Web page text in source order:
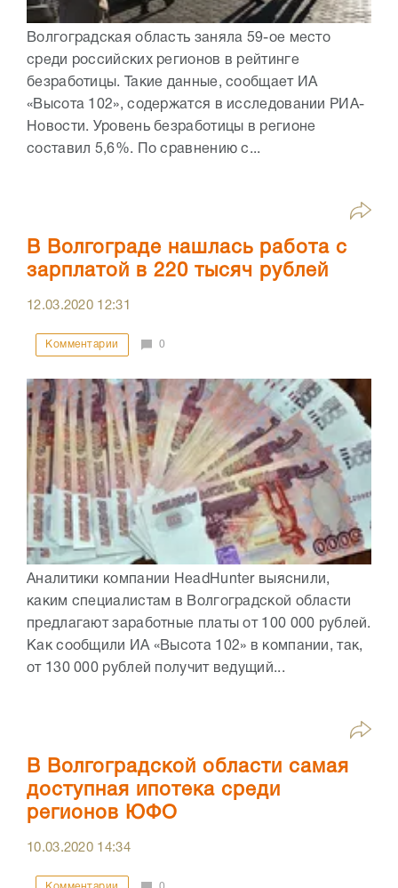
Волгоградская область заняла 59-ое место
среди российских регионов в рейтинге
безработицы. Такие данные, сообщает ИА
«Высота 102», содержатся в исследовании РИА-
Новости. Уровень безработицы в регионе
составил 5,6%. По сравнению с...
В Волгограде нашлась работа с
зарплатой в 220 тысяч рублей
12.03.2020 12:31
Комментарии 0
Аналитики компании HeadHunter выяснили,
каким специалистам в Волгоградской области
предлагают заработные платы от 100 000 рублей.
Как сообщили ИА «Высота 102» в компании, так,
от 130 000 рублей получит ведущий...
В Волгоградской области самая
доступная ипотека среди
регионов ЮФО
10.03.2020 14:34